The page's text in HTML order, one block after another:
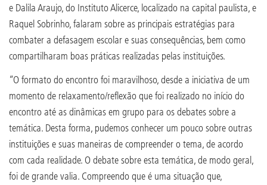
e Dalila Araujo, do Instituto Alicerce, localizado na capital paulista, e
Raquel Sobrinho, falaram sobre as principais estratégias para
combater a defasagem escolar e suas consequências, bem como
compartilharam boas práticas realizadas pelas instituições.
“O formato do encontro foi maravilhoso, desde a iniciativa de um
momento de relaxamento/reflexão que foi realizado no início do
encontro até as dinâmicas em grupo para os debates sobre a
temática. Desta forma, pudemos conhecer um pouco sobre outras
instituições e suas maneiras de compreender o tema, de acordo
com cada realidade. O debate sobre esta temática, de modo geral,
foi de grande valia. Compreendo que é uma situação que,